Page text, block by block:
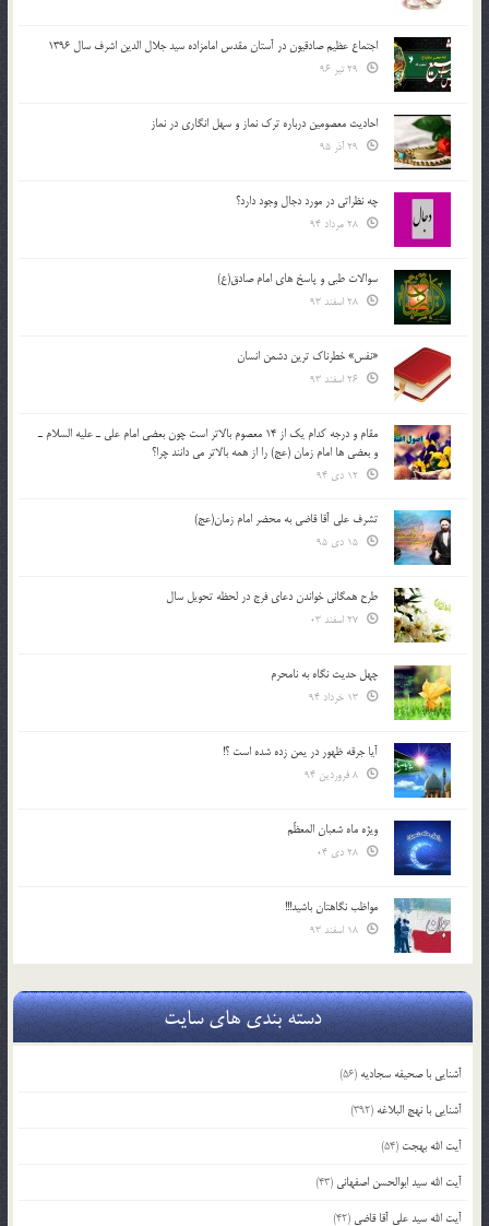
اجتماع عظیم صادقیون در آستان مقدس امامزاده سید جلال الدین اشرف سال 1396
احادیث معصومین درباره ترک نماز و سهل انگاری در نماز
چه نظراتی در مورد دجال وجود دارد؟
سوالات طبی و پاسخ های امام صادق(ع)
«نفس» خطرناک ترین دشمن انسان
مقام و درجه كدام يك از 14 معصوم بالاتر است چون بعضي امام علي ـ عليه السلام ـ
و بعضي ها امام زمان (عج) را از همه بالاتر مي دانند چرا؟
تشرف علي آقا قاضي به محضر امام زمان(عج)
طرح همگانی خواندن دعای فرج در لحظه تحویل سال
چهل حدیث نگاه به نامحرم
آیا جرقه ظهور در یمن زده شده است ؟!
ویژه ماه شعبان المعظّم
مواظب نگاهتان باشید!!!
دسته بندی های سایت
آشنایی با صحیفه سجادیه (56)
آشنایی با نهج البلاغه (392)
آیت الله بهجت (54)
آیت الله سید ابوالحسن اصفهانی (43)
آیت الله سید علی آقا قاضی (42)